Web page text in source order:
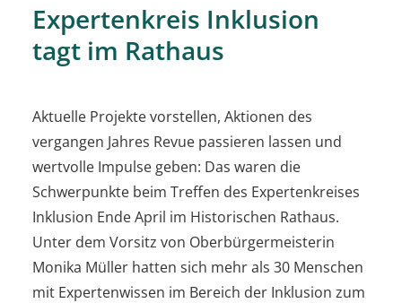
Expertenkreis Inklusion
tagt im Rathaus
Aktuelle Projekte vorstellen, Aktionen des
vergangen Jahres Revue passieren lassen und
wertvolle Impulse geben: Das waren die
Schwerpunkte beim Treffen des Expertenkreises
Inklusion Ende April im Historischen Rathaus.
Unter dem Vorsitz von Oberbürgermeisterin
Monika Müller hatten sich mehr als 30 Menschen
mit Expertenwissen im Bereich der Inklusion zum